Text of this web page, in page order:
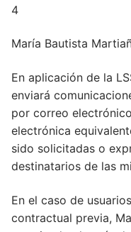
4
María Bautista
En aplicación de la
enviará
por correo
electrónica
sido solicitadas o
destinatarios de las
En el caso de
contractual previa,